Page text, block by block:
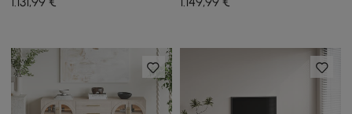
contenitore e LED
contenitore e LED